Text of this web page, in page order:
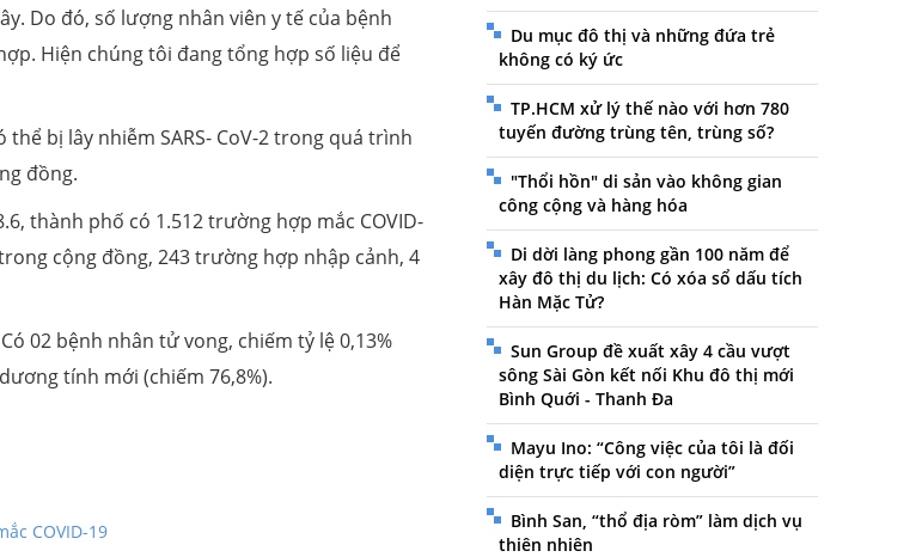
Do đó, số lượng nhân viên y tế của bệnh
Hiện chúng tôi đang tổng hợp số liệu để
bị lây nhiễm SARS- CoV-2 trong quá trình
đồng.
thành phố có 1.512 trường hợp mắc COVID-
cộng đồng, 243 trường hợp nhập cảnh, 4
02 bệnh nhân tử vong, chiếm tỷ lệ 0,13%
tính mới (chiếm 76,8%).
COVID-19
Du mục đô thị và những đứa trẻ
không có ký ức
TP.HCM xử lý thế nào với hơn 780
tuyến đường trùng tên, trùng số?
"Thổi hồn" di sản vào không gian
công cộng và hàng hóa
Di dời làng phong gần 100 năm để
xây đô thị du lịch: Có xóa sổ dấu tích
Hàn Mặc Tử?
Sun Group đề xuất xây 4 cầu vượt
sông Sài Gòn kết nối Khu đô thị mới
Bình Quới - Thanh Đa
Mayu Ino: “Công việc của tôi là đối
diện trực tiếp với con người”
Bình San, “thổ địa ròm” làm dịch vụ
thiên nhiên